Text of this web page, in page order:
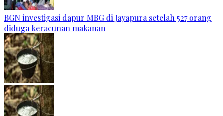
BGN investigasi dapur MBG di Jayapura setelah 527 orang
diduga keracunan makanan